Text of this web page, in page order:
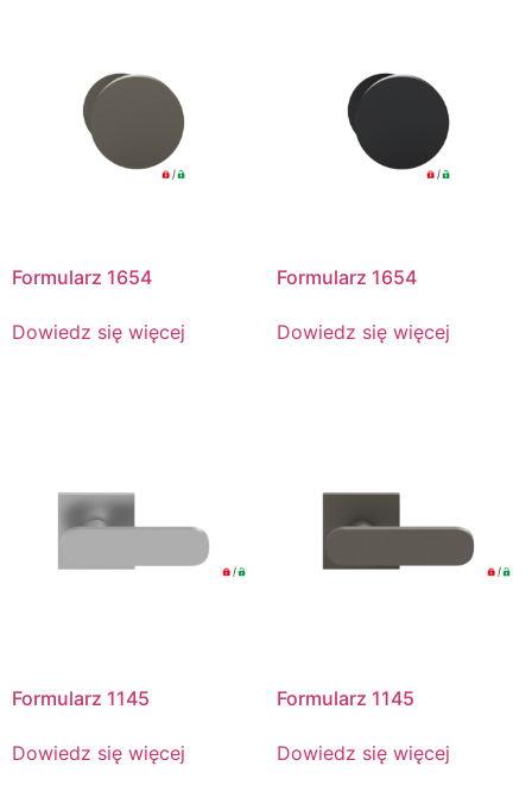
Formularz 1654
Dowiedz się więcej
Formularz 1654
Dowiedz się więcej
Formularz 1145
Dowiedz się więcej
Formularz 1145
Dowiedz się więcej